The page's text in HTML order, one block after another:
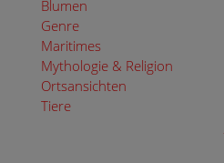
Blumen
Genre
Maritimes
Mythologie & Religion
Ortsansichten
Tiere